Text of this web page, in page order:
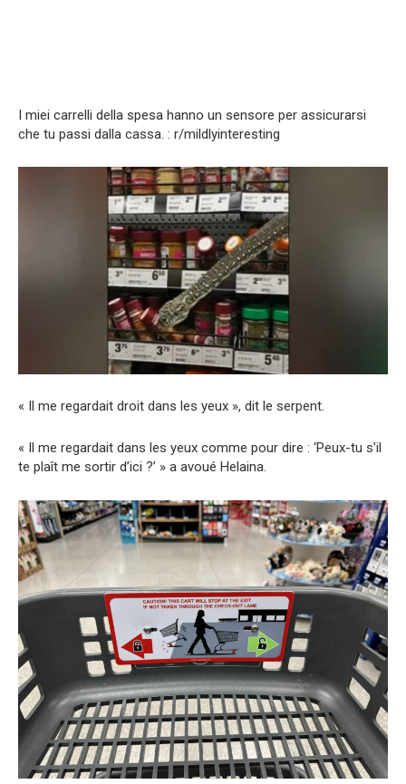
I miei carrelli della spesa hanno un sensore per assicurarsi
che tu passi dalla cassa. : r/mildlyinteresting
« Il me regardait droit dans les yeux », dit le serpent.
« Il me regardait dans les yeux comme pour dire : ‘Peux-tu s’il
te plaît me sortir d’ici ?’ » a avoué Helaina.